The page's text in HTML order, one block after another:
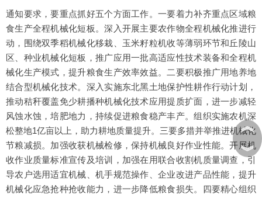
通知要求，要重点抓好五个方面工作。一要着力补齐重点区域粮
食生产全程机械化短板。深入开展主要农作物全程机械化推进行
动，围绕双季稻机械化移栽、玉米籽粒机收等薄弱环节和丘陵山
区、种业机械化短板，推广应用一批高适应性技术装备和全程机
械化生产模式，提升粮食生产效率效益。二要积极推广用地养地
结合型机械化技术。深入实施东北黑土地保护性耕作行动计划，
推动秸秆覆盖免少耕播种机械化技术应用提质扩面，进一步减轻
风蚀水蚀，培肥地力，持续促进粮食稳产丰产。组织实施农机深
松整地1亿亩以上，助力耕地质量提升。三要多措并举推进机械化
节粮减损。加强收获机械检修，保持机械良好作业性能。开展机
收作业质量标准宣传及培训，加强在用联合收割机质量调查，引
导农户选用适宜机械、机手规范操作、企业改进产品性能，提升
机械化应急抢种抢收能力，进一步降低粮食损失。四要精心组织
︽
︾